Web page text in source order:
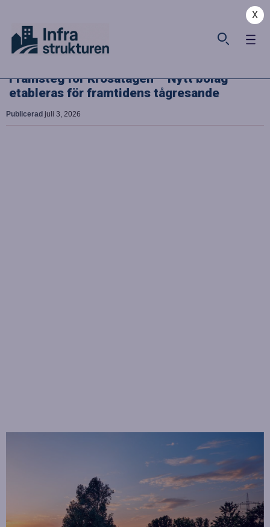
X
Framsteg för Krösatågen – Nytt bolag
etableras för framtidens tågresande
Publicerad juli 3, 2026